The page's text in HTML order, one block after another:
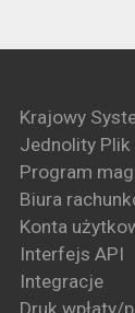
Krajowy
Jednolity Plik
Program
Biura
Konta
Interfejs API
Integracje
Druk wpłaty/